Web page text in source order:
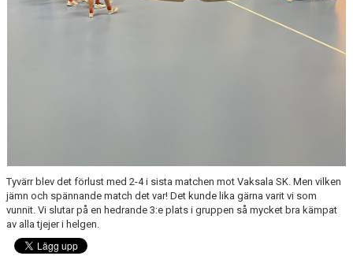
Tyvärr blev det förlust med 2-4 i sista matchen mot Vaksala SK. Men vilken
jämn och spännande match det var! Det kunde lika gärna varit vi som
vunnit. Vi slutar på en hedrande 3:e plats i gruppen så mycket bra kämpat
av alla tjejer i helgen.